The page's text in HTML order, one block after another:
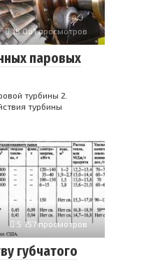
15 061 просмотров
паровых
турбины 2.
турбины
5 157 просмотров
губчатого